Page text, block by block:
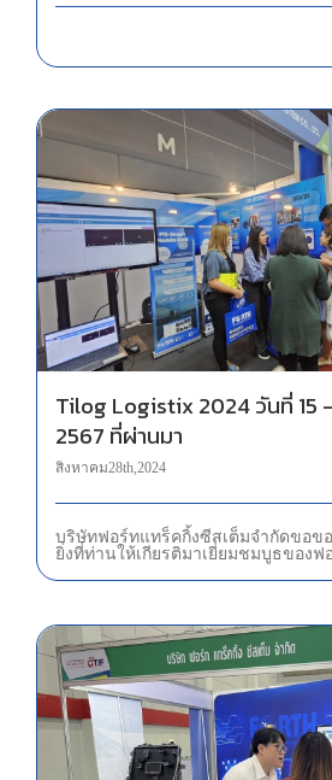
Tilog Logistix 2024 วันที่ 15
2567 ที่ผ่านมา
สิงหาคม 28th, 2024
บริษัท ฟอร์ท แทร็คกิ้ง ซีสเต็ม จำกัด ขอ
ยิ่งที่ท่านให้เกียรติมาเยี่ยมชมบูธของฟ